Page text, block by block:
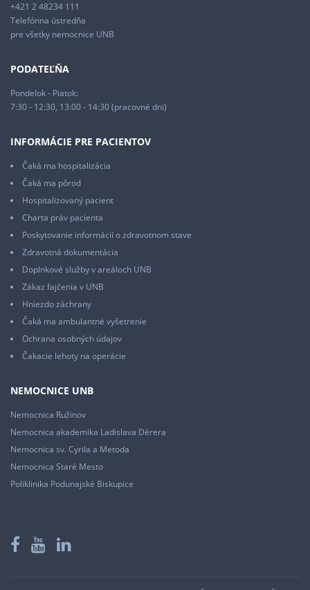
+421 2 48234 111
Telefónna ústredňa
pre všetky nemocnice UNB
PODATEĽŇA
Pondelok - Piatok:
7:30 - 12:30, 13:00 - 14:30 (pracovné dni)
INFORMÁCIE PRE PACIENTOV
Čaká ma hospitalizácia
Čaká ma pôrod
Hospitalizovaný pacient
Charta práv pacienta
Poskytovanie informácií o zdravotnom stave
Zdravotná dokumentácia
Doplnkové služby v areáloch UNB
Zákaz fajčenia v UNB
Hniezdo záchrany
Čaká ma ambulantné vyšetrenie
Ochrana osobných údajov
Čakacie lehoty na operácie
NEMOCNICE UNB
Nemocnica Ružinov
Nemocnica akademika Ladislava Dérera
Nemocnica sv. Cyrila a Metoda
Nemocnica Staré Mesto
Poliklinika Podunajské Biskupice
Facebook
YouTube
LinkedIn